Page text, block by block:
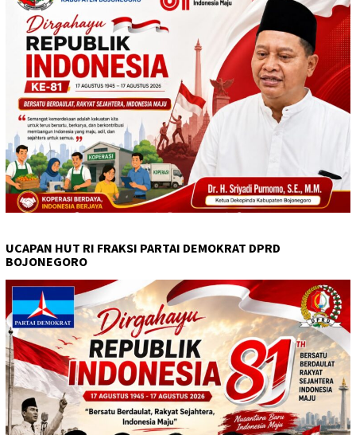
UCAPAN HUT RI FRAKSI PARTAI DEMOKRAT DPRD
BOJONEGORO